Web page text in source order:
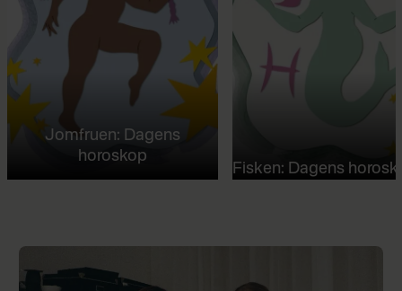
Jomfruen: Dagens
horoskop
Fisken: Dagens